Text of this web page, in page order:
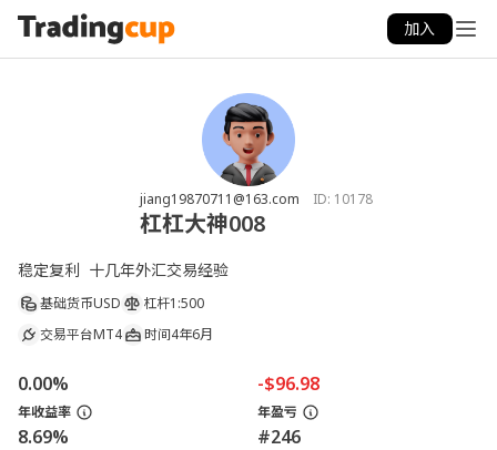
加入
jiang19870711@163.com ID: 10178
杠杠大神008
稳定复利  十几年外汇交易经验
基础货币USD 杠杆1:500
交易平台MT4 时间4年6月
0.00%
年收益率
-$96.98
年盈亏
8.69% #246